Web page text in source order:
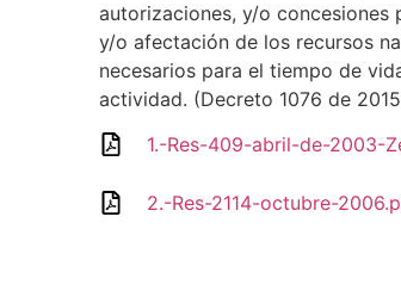
autorizaciones, y/o concesiones
y/o afectación de los recursos
necesarios para el tiempo de
actividad. (Decreto 1076 de
1.-Res-409-abril-de-2003-
2.-Res-2114-octubre-